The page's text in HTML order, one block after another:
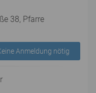
38, Pfarre
Anmeldung nötig